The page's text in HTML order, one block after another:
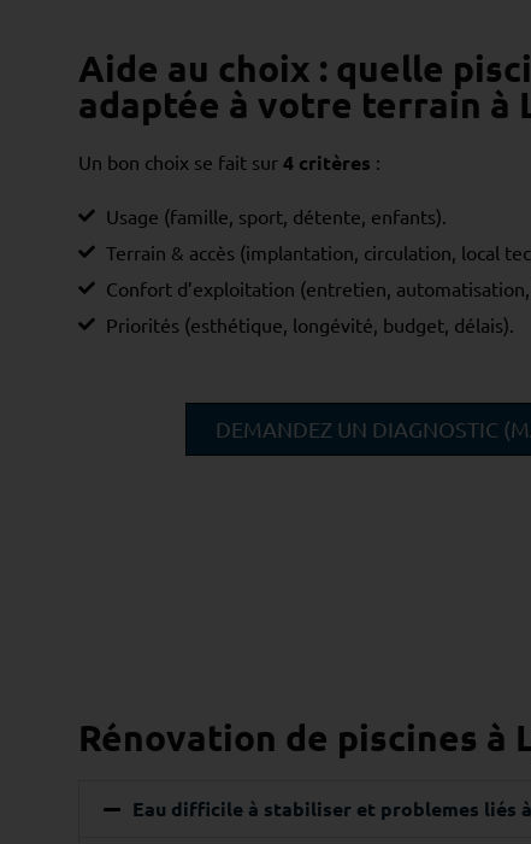
Aide au choix : quelle
adaptée à votre terrain à
Un bon choix se fait sur 4 critères :
Usage (famille, sport, détente, enfants).
Terrain & accès (implantation, circulation, local
Confort d’exploitation (entretien,
Priorités (esthétique, longévité, budget, délais).
DEMANDEZ UN DIAGNOSTIC
Rénovation de piscines à
Eau difficile à stabiliser et problemes liés